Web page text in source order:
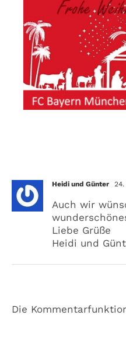
Heidi und Günter
Auch wir
Liebe Grüße
Heidi und
Die